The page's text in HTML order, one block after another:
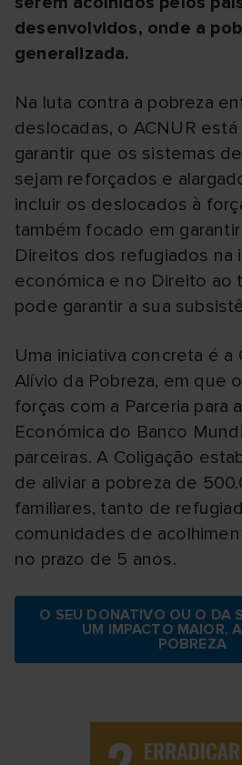
desenvolvidos, onde a
generalizada.
Na luta contra a pobreza
deslocadas, o ACNUR está
garantir que os sistemas
sejam reforçados e
incluir os deslocados à
também focado em
Direitos dos refugiados na
económica e no Direito ao
pode garantir a sua
Uma iniciativa concreta é a
Alívio da Pobreza, em que
forças com a Parceria para
Económica do Banco
parceiras. A Coligação
de aliviar a pobreza de
familiares, tanto de
comunidades de
no prazo de 5 anos.
O SEU DONATIVO OU O DA
UM IMPACTO MAIOR,
POBREZA